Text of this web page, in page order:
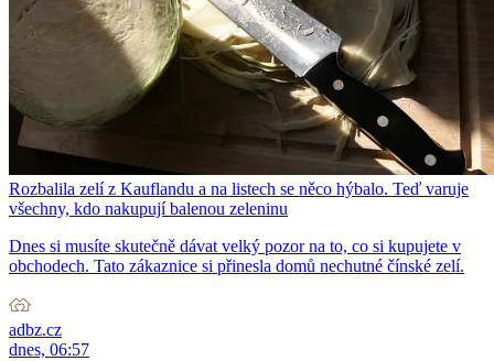
Rozbalila zelí z Kauflandu a na listech se něco hýbalo. Teď varuje
všechny, kdo nakupují balenou zeleninu
Dnes si musíte skutečně dávat velký pozor na to, co si kupujete v
obchodech. Tato zákaznice si přinesla domů nechutné čínské zelí.
adbz.cz
dnes, 06:57